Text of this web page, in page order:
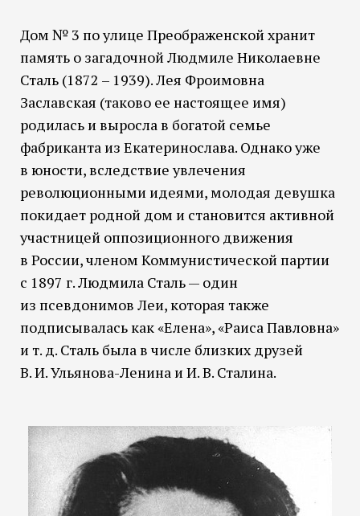
Дом № 3 по улице Преображенской хранит
память о загадочной Людмиле Николаевне
Сталь (1872 – 1939). Лея Фроимовна
Заславская (таково ее настоящее имя)
родилась и выросла в богатой семье
фабриканта из Екатеринослава. Однако уже
в юности, вследствие увлечения
революционными идеями, молодая девушка
покидает родной дом и становится активной
участницей оппозиционного движения
в России, членом Коммунистической партии
с 1897 г. Людмила Сталь — один
из псевдонимов Леи, которая также
подписывалась как «Елена», «Раиса Павловна»
и т. д. Сталь была в числе близких друзей
В. И. Ульянова-Ленина и И. В. Сталина.